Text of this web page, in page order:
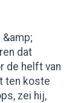
dat
de helft van
ten koste
zei hij,